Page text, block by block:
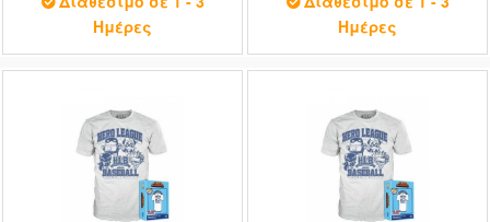
Figure and T-Shirt (XL)
Ημέρες
Ημέρες